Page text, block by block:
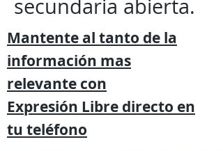
secundaria abierta.
Mantente al tanto de la
información mas
relevante con
Expresión Libre directo en
tu teléfono